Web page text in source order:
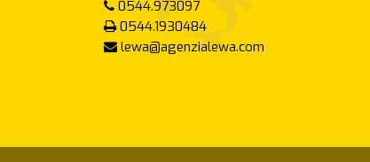
0544.973097
0544.1930484
lewa@agenzialewa.com